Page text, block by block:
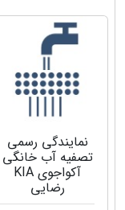
نمایندگی رسمی
تصفیه آب خانگی
آکواجوی KIA
رضایی